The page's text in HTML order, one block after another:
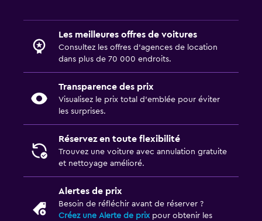
Les meilleures offres de voitures
Consultez les offres d’agences de location
dans plus de 70 000 endroits.
Transparence des prix
Visualisez le prix total d’emblée pour éviter
les surprises.
Réservez en toute flexibilité
Trouvez une voiture avec annulation gratuite
et nettoyage amélioré.
Alertes de prix
Besoin de réfléchir avant de réserver ?
Créez une Alerte de prixpour obtenir les